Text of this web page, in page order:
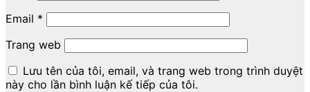
Email *
Trang web
Lưu tên của tôi, email, và trang web trong trình duyệt
này cho lần bình luận kế tiếp của tôi.